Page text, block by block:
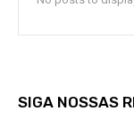
SIGA NOSSAS